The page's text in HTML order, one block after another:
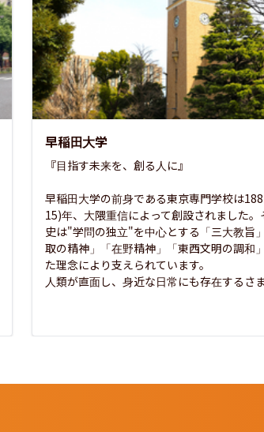
早稲田大学
『目指す未来を、創る人に』
早稲田大学の前身である東京専門学校は
15)年、大隈重信によって創設されました。
史は"学問の独立"を中心とする「三大教旨
取の精神」「在野精神」「東西文明の調和
た理念により支えられています。
人類が直面し、身近な日常にも存在するさ